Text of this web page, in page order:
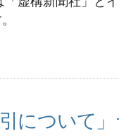
について